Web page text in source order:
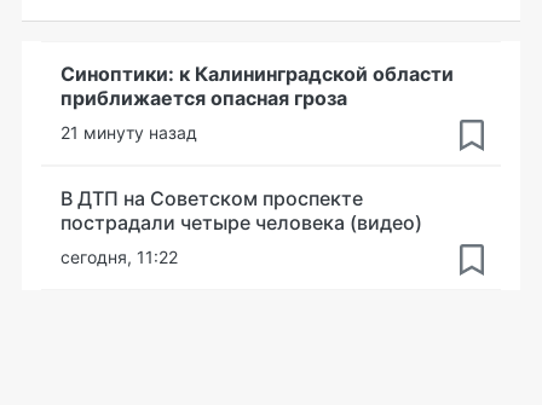
Синоптики: к Калининградской области
приближается опасная гроза
21 минуту назад
В ДТП на Советском проспекте
пострадали четыре человека (видео)
сегодня, 11:22